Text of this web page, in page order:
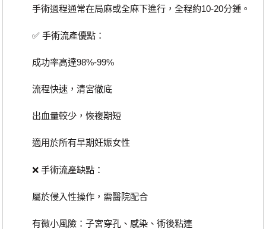
手術過程通常在局麻或全麻下進行，全程約10-20分鍾。
✅ 手術流產優點：
成功率高達98%-99%
流程快速，清宮徹底
出血量較少，恢複期短
適用於所有早期妊娠女性
❌ 手術流產缺點：
屬於侵入性操作，需醫院配合
有微小風險：子宮穿孔、感染、術後粘連